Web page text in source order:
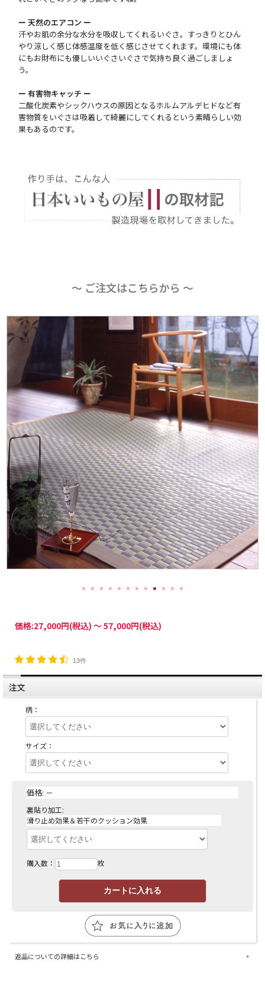
ー 天然のエアコン ー
汗やお肌の余分な水分を吸収してくれるいぐさ。すっきりとひん
やり涼しく感じ体感温度を低く感じさせてくれます。環境にも体
にもお財布にも優しいいぐさいぐさで気持ち良く過ごしましょ
う。
ー 有害物キャッチ ー
二酸化炭素やシックハウスの原因となるホルムアルデヒドなど有
害物質をいぐさは吸着して綺麗にしてくれるという素晴らしい効
果もあるのです。
〜 ご注文はこちらから 〜
価格:27,000円(税込) ～57,000円(税込)
13件
注文
柄：
サイズ：
価格: －
裏貼り加工:
滑り止め効果＆若干のクッション効果
購入数： 枚
返品についての詳細はこちら